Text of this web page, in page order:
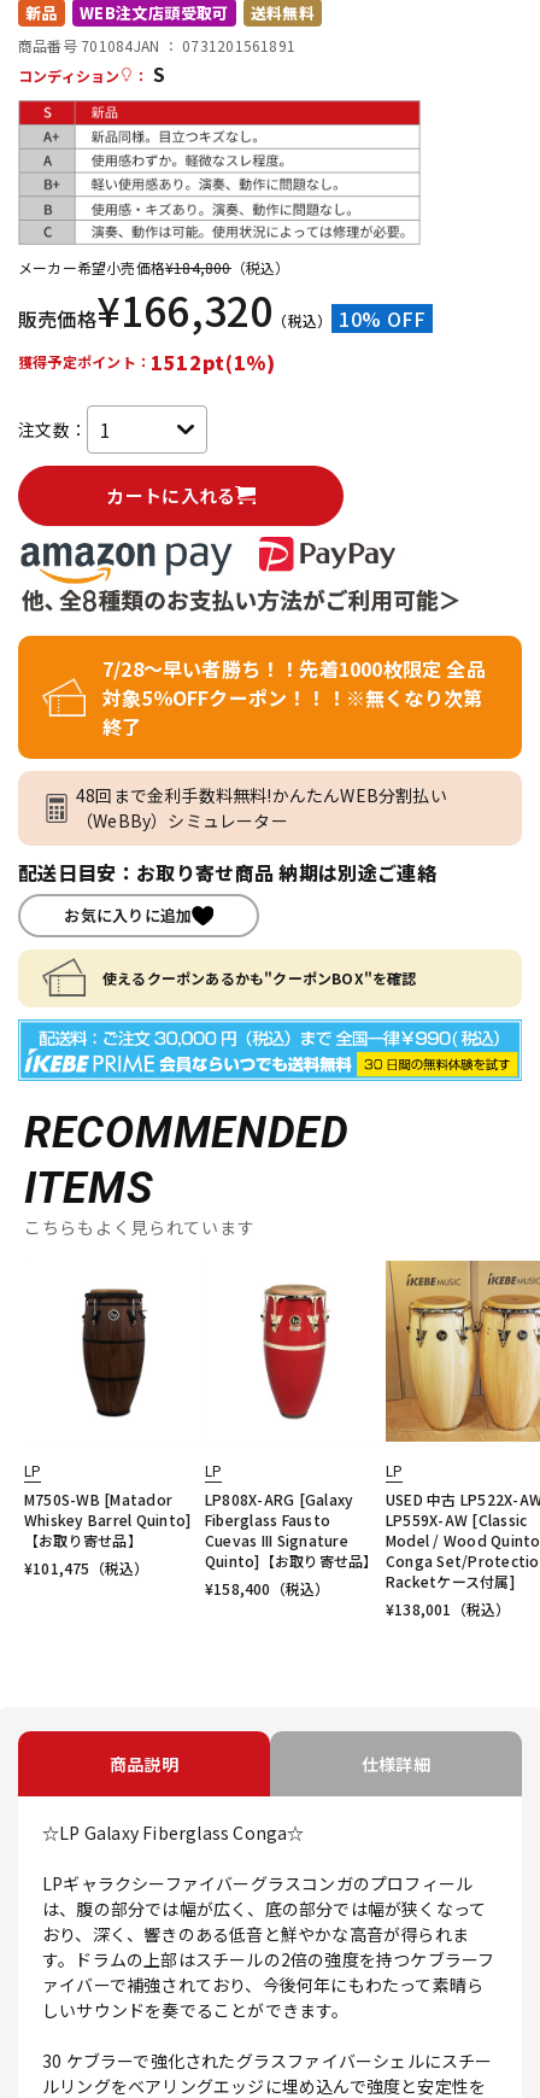
配信/ライブ機器
中古 ヴィンテージ
新品 WEB注文店頭受取可 送料無料
商品番号 701084JAN ： 0731201561891
コンディション
： S
メーカー希望小売価格¥184,800（税込）
販売価格¥166,320 （税込） 10% OFF
獲得予定ポイント： 1512pt(1%)
注文数：
カートに入れる
7/28～早い者勝ち！！先着1000枚限定 全品
対象5％OFFクーポン！！！※無くなり次第
終了
48回まで金利手数料無料!かんたんWEB分割払い
（WeBBy）シミュレーター
配送日目安：お取り寄せ商品 納期は別途ご連絡
お気に入りに追加
使えるクーポンあるかも"クーポンBOX"を確認
RECOMMENDED
ITEMS
こちらもよく見られています
LP
M750S-WB [Matador
Whiskey Barrel Quinto]
【お取り寄せ品】
¥101,475 （税込）
LP
LP808X-ARG [Galaxy
Fiberglass Fausto
Cuevas III Signature
Quinto]【お取り寄せ品】
¥158,400 （税込）
LP
USED 中古 LP522X-
LP559X-AW [Classic
Model / Wood
Conga Set/
Racketケース付属]
¥138,001 （税込）
商品説明 仕様詳細
☆LP Galaxy Fiberglass Conga☆
LPギャラクシーファイバーグラスコンガのプロフィール
は、腹の部分では幅が広く、底の部分では幅が狭くなって
おり、深く、響きのある低音と鮮やかな高音が得られま
す。ドラムの上部はスチールの2倍の強度を持つケブラーフ
ァイバーで補強されており、今後何年にもわたって素晴ら
しいサウンドを奏でることができます。
30 ケブラーで強化されたグラスファイバーシェルにスチー
ルリングをベアリングエッジに埋め込んで強度と安定性を